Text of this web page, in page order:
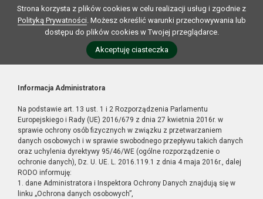
Strona korzysta z plików cookies w celu realizacji usług i zgodnie z
Polityką Prywatności. Możesz określić warunki przechowywania lub
dostępu do plików cookies w Twojej przeglądarce.
Akceptuję ciasteczka
Informacja Administratora
Na podstawie art. 13 ust. 1 i 2 Rozporządzenia Parlamentu
Europejskiego i Rady (UE) 2016/679 z dnia 27 kwietnia 2016r. w
sprawie ochrony osób fizycznych w związku z przetwarzaniem
danych osobowych i w sprawie swobodnego przepływu takich danych
oraz uchylenia dyrektywy 95/46/WE (ogólne rozporządzenie o
ochronie danych), Dz. U. UE. L. 2016.119.1 z dnia 4 maja 2016r., dalej
RODO informuję:
1. dane Administratora i Inspektora Ochrony Danych znajdują się w
linku „Ochrona danych osobowych”,